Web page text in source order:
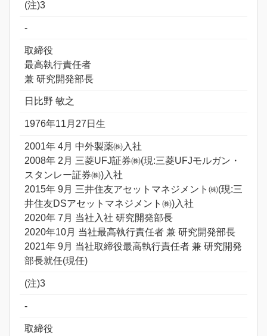
(注)3
-
取締役
最高執行責任者
兼 研究開発部長
日比野 敏之
1976年11月27日生
2001年 4月 中外製薬㈱入社
2008年 2月 三菱UFJ証券㈱(現:三菱UFJモルガン・
スタンレー証券㈱)入社
2015年 9月 三井住友アセットマネジメント㈱(現:三
井住友DSアセットマネジメント㈱)入社
2020年 7月 当社入社 研究開発部長
2020年10月 当社最高執行責任者 兼 研究開発部長
2021年 9月 当社取締役最高執行責任者 兼 研究開発
部長就任(現任)
(注)3
-
取締役